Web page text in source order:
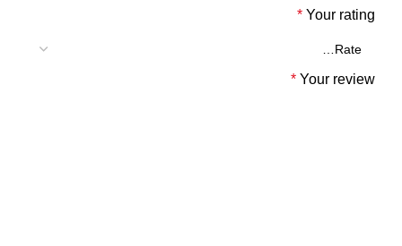
Your rating
*
Your review
*